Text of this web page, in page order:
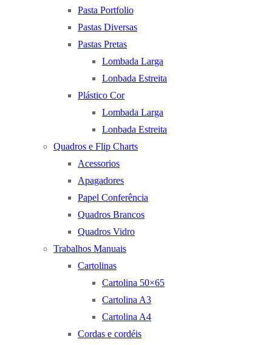
Pasta Portfolio
Pastas Diversas
Pastas Pretas
Lombada Larga
Lonbada Estreita
Plástico Cor
Lombada Larga
Lonbada Estreita
Quadros e Flip Charts
Acessorios
Apagadores
Papel Conferência
Quadros Brancos
Quadros Vidro
Trabalhos Manuais
Cartolinas
Cartolina 50×65
Cartolina A3
Cartolina A4
Cordas e cordéis